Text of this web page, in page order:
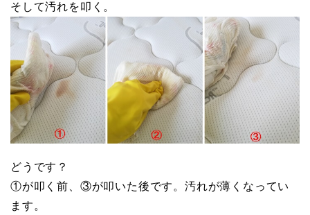
そして汚れを叩く。
どうです？
①が叩く前、③が叩いた後です。汚れが薄くなってい
ます。